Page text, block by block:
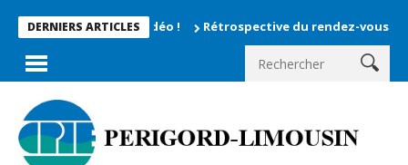
DERNIERS ARTICLES Rétrospective du rendez-vous la chevêche